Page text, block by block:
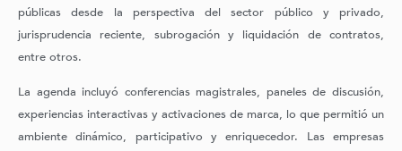
públicas desde la perspectiva del sector público y privado,
jurisprudencia reciente, subrogación y liquidación de contratos,
entre otros.
La agenda incluyó conferencias magistrales, paneles de discusión,
experiencias interactivas y activaciones de marca, lo que permitió un
ambiente dinámico, participativo y enriquecedor. Las empresas